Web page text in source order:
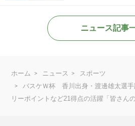
ニュース記事
ホーム ニュース
スポーツ
バスケＷ杯 香川出身・渡邊雄太選
リーポイントなど21得点の活躍「皆さん